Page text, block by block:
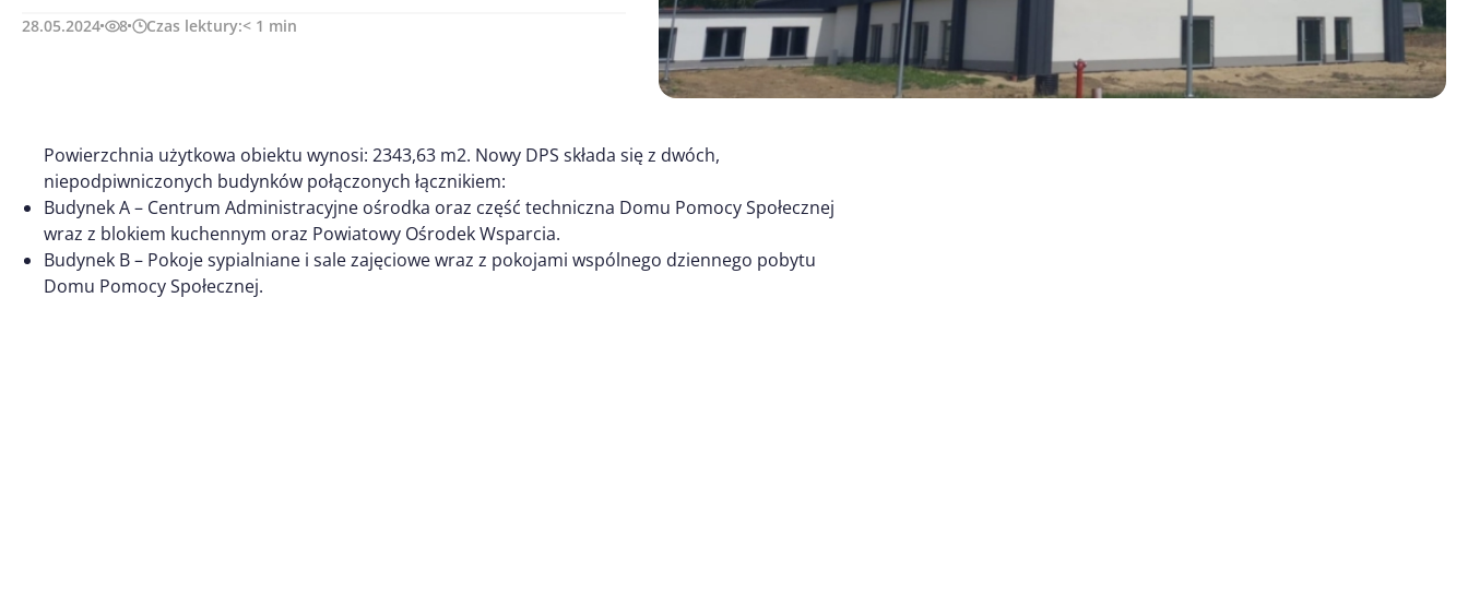
28.05.2024 8 Czas lektury:< 1 min
Powierzchnia użytkowa obiektu wynosi: 2343,63 m2. Nowy DPS składa się z dwóch,
niepodpiwniczonych budynków połączonych łącznikiem:
Budynek A – Centrum Administracyjne ośrodka oraz część techniczna Domu Pomocy Społecznej
wraz z blokiem kuchennym oraz Powiatowy Ośrodek Wsparcia.
Budynek B – Pokoje sypialniane i sale zajęciowe wraz z pokojami wspólnego dziennego pobytu
Domu Pomocy Społecznej.